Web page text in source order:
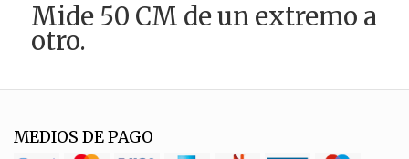
Mide 50 CM de un extremo a
otro.
MEDIOS DE PAGO